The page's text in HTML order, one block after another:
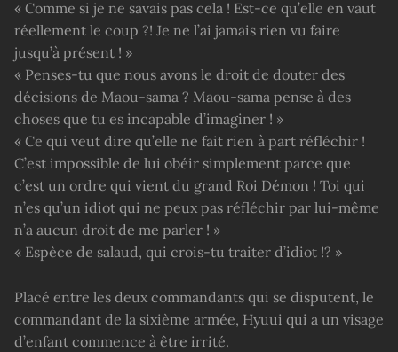
« Comme si je ne savais pas cela ! Est-ce qu’elle en vaut
réellement le coup ?! Je ne l’ai jamais rien vu faire
jusqu’à présent ! »
« Penses-tu que nous avons le droit de douter des
décisions de Maou-sama ? Maou-sama pense à des
choses que tu es incapable d’imaginer ! »
« Ce qui veut dire qu’elle ne fait rien à part réfléchir !
C’est impossible de lui obéir simplement parce que
c’est un ordre qui vient du grand Roi Démon ! Toi qui
n’es qu’un idiot qui ne peux pas réfléchir par lui-même
n’a aucun droit de me parler ! »
« Espèce de salaud, qui crois-tu traiter d’idiot !? »
Placé entre les deux commandants qui se disputent, le
commandant de la sixième armée, Hyuui qui a un visage
d’enfant commence à être irrité.